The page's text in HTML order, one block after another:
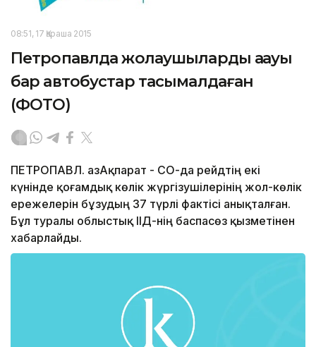
08:51, 17 Қараша 2015
Петропавлда жолаушыларды ақауы
бар автобустар тасымалдаған
(ФОТО)
ПЕТРОПАВЛ. ҚазАқпарат - СҚО-да рейдтің екі
күнінде қоғамдық көлік жүргізушілерінің жол-көлік
ережелерін бұзудың 37 түрлі фактісі анықталған.
Бұл туралы облыстық ІІД-нің баспасөз қызметінен
хабарлайды.